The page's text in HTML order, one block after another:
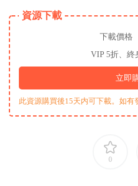
資源下載
下載價格
VIP 5折、終
立即
此資源購買後15天内可下載。如
0